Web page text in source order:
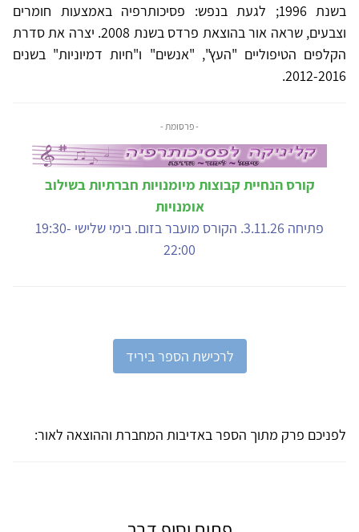
בשנת 1996; לגעת בנפש: פסיכותרפיה באמצעות חומרים
וצבעים, שראה אור בהוצאת פרדס בשנת 2008. יצרה את סדרת
הקלפים הטיפוליים "העץ", "אנשים" ו"חיות דמיוניות" בשנים
2012-2016.
- פרסומת -
קורס הנחיית קבוצות מיומנויות חברתיות בשילוב
אומנויות
פתיחה 3.11.26. הקורס מועבר בזום. בימי שלישי 19:30-
22:00
לרכישת הספר ביריד
לפניכם פרק מתוך הספר באדיבות המחברת וההוצאה לאור: